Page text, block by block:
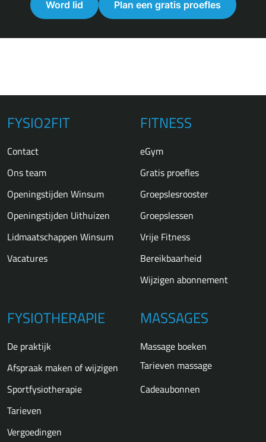
Word lid Plan een gratis proefles
FYSIO2FIT
Contact
Ons team
Openingstijden Winsum
Openingstijden Uithuizen
Lidmaatschappen Winsum
Vacatures
FITNESS
eGym
Gratis proefles
Groepslesrooster
Groepslessen
Vrije Fitness
Bereikbaarheid
Wijzigen abonnement
FYSIOTHERAPIE
De praktijk
Afspraak maken of wijzigen
Sportfysiotherapie
Tarieven
Vergoedingen
MASSAGES
Massage boeken
Tarieven massage
Cadeaubonnen